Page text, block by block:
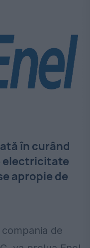
în curând
electricitate
apropie de
de